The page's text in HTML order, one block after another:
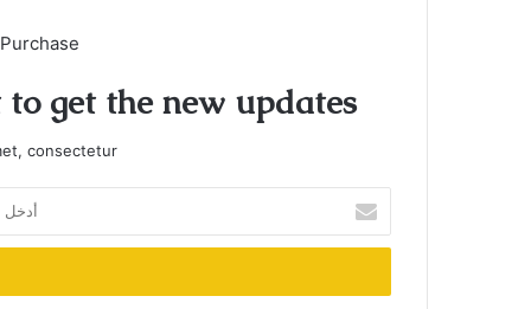
get the new updates!
consectetur.
بريدك
الإلكتروني